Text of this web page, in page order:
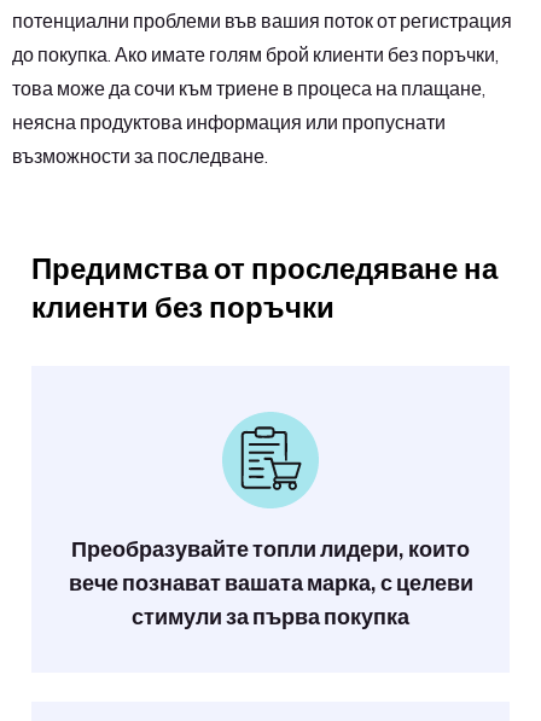
потенциални проблеми във вашия поток от регистрация
до покупка. Ако имате голям брой клиенти без поръчки,
това може да сочи към триене в процеса на плащане,
неясна продуктова информация или пропуснати
възможности за последване.
Предимства от проследяване на
клиенти без поръчки
Преобразувайте топли лидери, които
вече познават вашата марка, с целеви
стимули за първа покупка